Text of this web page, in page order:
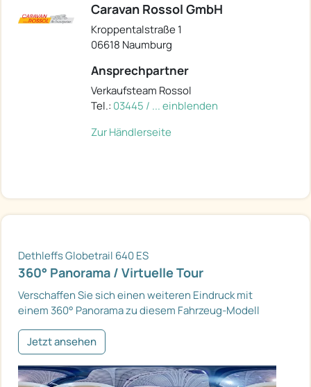
Caravan Rossol GmbH
Kroppentalstraße 1
06618 Naumburg
Ansprechpartner
Verkaufsteam Rossol
Tel.: 03445 / ... einblenden
Zur Händlerseite
Dethleffs Globetrail 640 ES
360° Panorama / Virtuelle Tour
Verschaffen Sie sich einen weiteren Eindruck mit
einem 360° Panorama zu diesem Fahrzeug-Modell
Jetzt ansehen